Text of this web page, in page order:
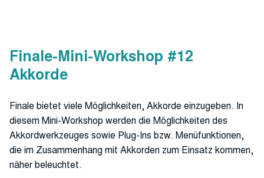
Finale-Mini-Workshop #12
Akkorde
Finale bietet viele Möglichkeiten, Akkorde einzugeben. In
diesem Mini-Workshop werden die Möglichkeiten des
Akkordwerkzeuges sowie Plug-Ins bzw. Menüfunktionen,
die im Zusammenhang mit Akkorden zum Einsatz kommen,
näher beleuchtet.